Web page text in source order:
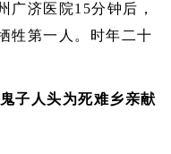
广济医院15分钟后，
牲第一人。时年二十
子人头为死难乡亲献